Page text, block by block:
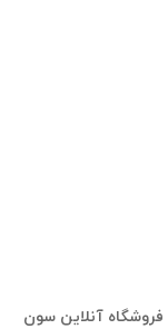
فروشگاه آنلاین سون